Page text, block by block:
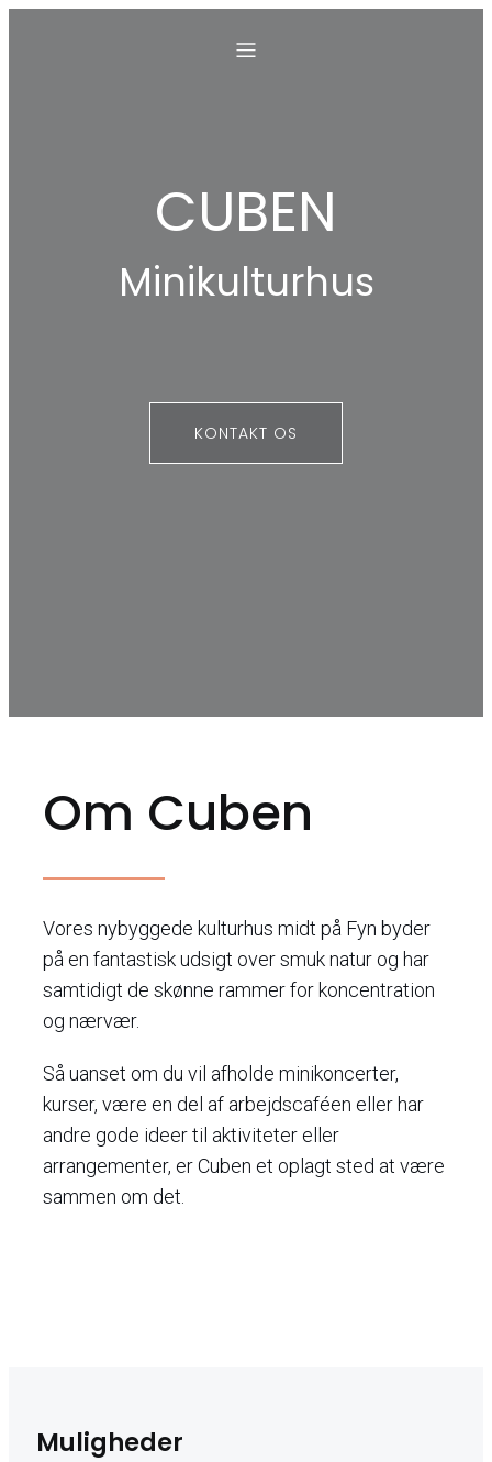
CUBEN
Minikulturhus
KONTAKT OS
Om Cuben
Vores nybyggede kulturhus midt på Fyn byder
på en fantastisk udsigt over smuk natur og har
samtidigt de skønne rammer for koncentration
og nærvær.
Så uanset om du vil afholde minikoncerter,
kurser, være en del af arbejdscaféen eller har
andre gode ideer til aktiviteter eller
arrangementer, er Cuben et oplagt sted at være
sammen om det.
Muligheder